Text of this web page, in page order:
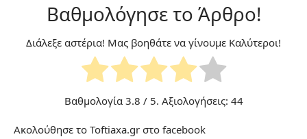
Βαθμολόγησε το Άρθρο!
Διάλεξε αστέρια! Μας βοηθάτε να γίνουμε Καλύτεροι!
Βαθμολογία 3.8 / 5. Αξιολογήσεις: 44
Ακολούθησε το Toftiaxa.gr στο facebook